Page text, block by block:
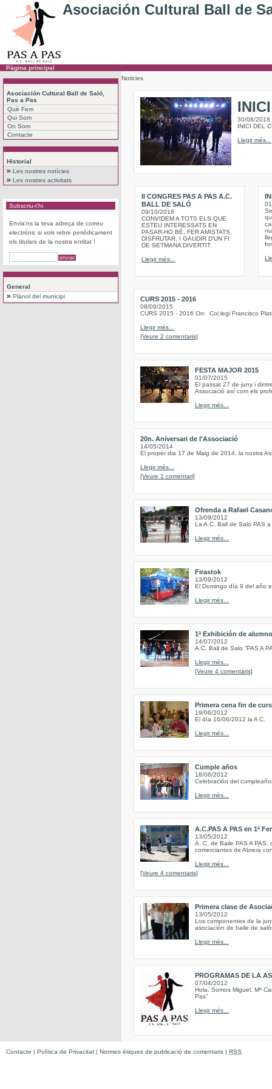
Asociación Cultural Ball de
Pàgina principal
Asociación Cultural Ball de Saló,
Pas a Pas
Què Fem
Qui Som
On Som
Contacte
Historial
Les nostres notícies
Les nostres activitats
Subscriu-t'hi
Envia'ns la teva adreça de correu
electrònic si vols rebre periòdicament
els titulars de la nostra entitat !
General
Plànol del municipi
Noticies
30/08/2018
INICI DEL
Llegir més...
II CONGRES PAS A PAS A.C.
BALL DE SALÓ
09/10/2016
CONVIDEM A TOTS ELS QUE
ESTEU INTERESSATS EN
PASAR-HO BÉ, FER AMISTATS,
DISFRUTAR, I GAUDIR D'UN FI
DE SETMANA DIVERTIT.
Llegir més...
CURS 2015 - 2016
08/09/2015
CURS 2015 - 2016 On: Col.legi Francisco
Llegir més...
[Veure 2 comentaris]
FESTA MAJOR 2015
01/07/2015
El passat 27 de juny i
Associació así com els
Llegir més...
20n. Aniversari de l'Associació
14/05/2014
El proper dia 17 de Maig de 2014, la nostra
Llegir més...
[Veure 1 comentari]
Ofrenda a Rafael
13/09/2012
La A.C. Ball de Saló PAS
Llegir més...
Firastok
13/09/2012
El Domingo día 9 del año
Llegir més...
1ª Exhibición de
14/07/2012
A.C. Ball de Salo “PAS A
Llegir més...
[Veure 4 comentaris]
Primera cena fin de
19/06/2012
El día 16/06/2012 la A C.
Llegir més...
Cumple años
18/06/2012
Celebración del
Llegir més...
A.C.PAS A PAS en 1ª
13/05/2012
A. C. de Baile PAS A
comerciantes de Abrera
Llegir més...
[Veure 4 comentaris]
Primera clase de
13/05/2012
Los componentes de la
asociación de baile de
Llegir més...
PROGRAMAS DE LA
07/04/2012
Hola, Somos Miguel, Mª
Pas”
Llegir més...
Contacte | Política de Privacitat | Normes ètiques de publicació de comentaris | RSS